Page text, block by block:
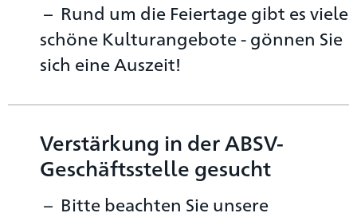
Rund um die Feiertage gibt es viele
schöne Kulturangebote - gönnen Sie
sich eine Auszeit!
Verstärkung in der ABSV-
Geschäftsstelle gesucht
Bitte beachten Sie unsere